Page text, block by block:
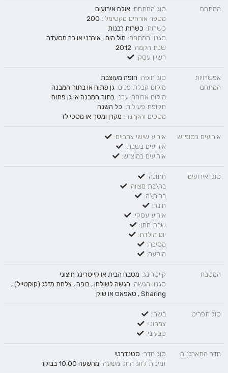
המתחם סוג המתחם: אולם אירועים
מספר אורחים מקסימלי: 200
כשרות: כשרות רבנות
סגנון המתחם: מול הים, אורבני או בר מסעדה
שנת הקמה: 2012
רשיון עסק:
אפשרויות
המתחם
סוג חופה: חופה מעוצבת
מיקום קבלת פנים:גן פתוח או בתוך המבנה
מיקום ארוחת ערב: בתוך המבנה אוגן פתוח
תקופת פעילות: כל השנה
מסכים והקרנה: מקרן ומסך או מסכי לד
אירועים בסופ״ש
אירוע שישי צהריים:
אירועים בשבת:
אירועים במוצ״ש:
סוגי אירועים
חתונה:
בר\בת מצווה:
ברית\ה:
חינה:
אירוע עסקי:
שבת חתן:
יום הולדת:
מסיבה:
הופעה:
המטבח קייטרינג: מטבח הבית או קייטרינג חיצוני
סגנון הגשה: הגשה לשולחן, בופה, צלחת מזלג (קוקטייל),
Sharing
, טאפאס או שוק
סוג תפריט
בשרי:
צמחוני:
טבעוני:
חדר התארגנות סוג חדר: סטנדרטי
זמינות לזוג החל משעה: מהשעה 10:00 בבוקר